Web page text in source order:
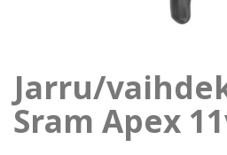
Jarru/
Sram Apex